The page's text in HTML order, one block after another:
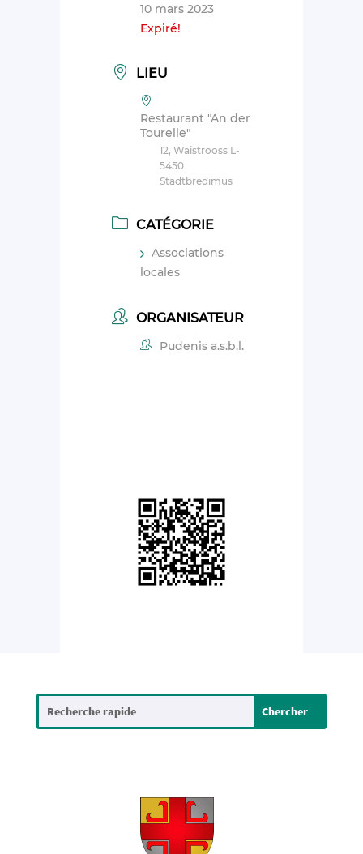
10 mars 2023
Expiré!
LIEU
Restaurant "An der
Tourelle"
12, Wäistrooss L-
5450
Stadtbredimus
CATÉGORIE
Associations
locales
ORGANISATEUR
Pudenis a.s.b.l.